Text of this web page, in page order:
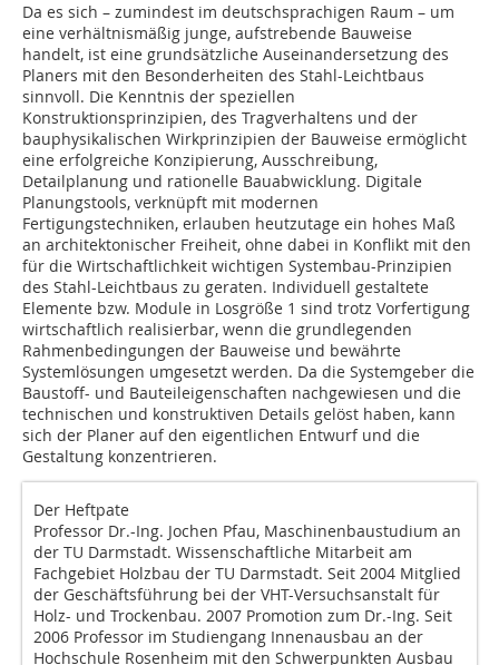
Da es sich – zumindest im deutschsprachigen Raum – um
eine verhältnismäßig junge, aufstrebende Bauweise
handelt, ist eine grundsätzliche Auseinandersetzung des
Planers mit den Besonderheiten des Stahl-Leichtbaus
sinnvoll. Die Kenntnis der speziellen
Konstruktionsprinzipien, des Tragverhaltens und der
bauphysikalischen Wirkprinzipien der Bauweise ermöglicht
eine erfolgreiche Konzipierung, Ausschreibung,
Detailplanung und rationelle Bauabwicklung. Digitale
Planungstools, verknüpft mit modernen
Fertigungstechniken, erlauben heutzutage ein hohes Maß
an architektonischer Freiheit, ohne dabei in Konflikt mit den
für die Wirtschaftlichkeit wichtigen Systembau-Prinzipien
des Stahl-Leichtbaus zu geraten. Individuell gestaltete
Elemente bzw. Module in Losgröße 1 sind trotz Vorfertigung
wirtschaftlich realisierbar, wenn die grundlegenden
Rahmenbedingungen der Bauweise und bewährte
Systemlösungen umgesetzt werden. Da die Systemgeber die
Baustoff- und Bauteileigenschaften nachgewiesen und die
technischen und konstruktiven Details gelöst haben, kann
sich der Planer auf den eigentlichen Entwurf und die
Gestaltung konzentrieren.
Der Heftpate
Professor Dr.-Ing. Jochen Pfau, Maschinenbaustudium an
der TU Darmstadt. Wissenschaftliche Mitarbeit am
Fachgebiet Holzbau der TU Darmstadt. Seit 2004 Mitglied
der Geschäftsführung bei der VHT-Versuchsanstalt für
Holz- und Trockenbau. 2007 Promotion zum Dr.-Ing. Seit
2006 Professor im Studiengang Innenausbau an der
Hochschule Rosenheim mit den Schwerpunkten Ausbau